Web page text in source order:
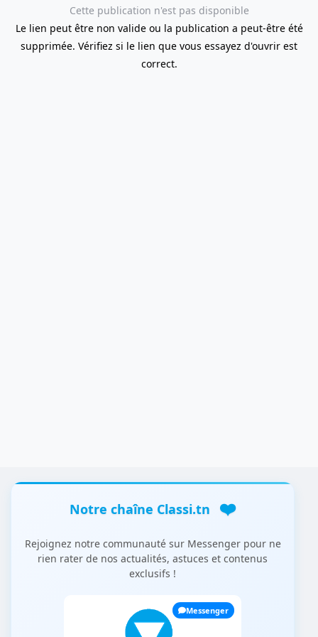
Cette publication n'est pas disponible
Le lien peut être non valide ou la publication a peut-être été
supprimée. Vérifiez si le lien que vous essayez d'ouvrir est
correct.
Notre chaîne Classi.tn ❤️
Rejoignez notre communauté sur Messenger pour ne
rien rater de nos actualités, astuces et contenus
exclusifs !
Messenger